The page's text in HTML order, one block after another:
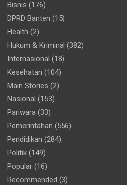
Bisnis (176)
DPRD Banten (15)
Health (2)
Hukum & Kriminal (382)
Internasional (18)
Kesehatan (104)
Main Stories (2)
Nasional (153)
Pariwara (33)
Pemerintahan (556)
Pendidikan (284)
Politik (149)
Popular (16)
Recommended (3)